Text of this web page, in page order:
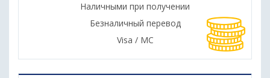
Наличными при получении
Безналичный перевод
Visa / MC